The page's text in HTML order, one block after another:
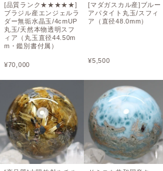
[品質ランク★★★★★]
ブラジル産エンジェルラ
ダー無垢水晶玉/4cmUP
丸玉/天然本物透明スフ
ィア（丸玉直径44.50m
m・鑑別書付属）
¥70,000
[マダガスカル産]ブルー
アパタイト丸玉/スフィ
ア（直径48.0mm）
¥5,500